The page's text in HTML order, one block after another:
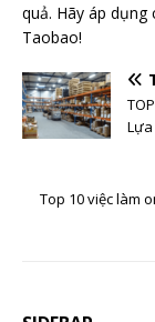
quả. Hãy áp
Taobao!
Lựa
Top 10 việc làm